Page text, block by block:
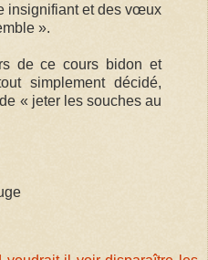
insignifiant et des vœux
».
de ce cours bidon et
simplement décidé,
« jeter les souches au